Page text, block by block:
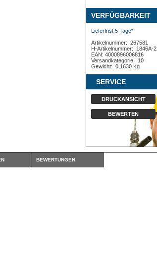
VERFÜGBARKEIT
Lieferfrist 5 Tage*
Artikelnummer: 267581
H-Artikelnummer:
1846A-2
EAN: 4000896006816
Versandkategorie:
10
Gewicht: 0,1630 Kg
SERVICE
DRUCKANSICHT
BEWERTEN
BEWERTUNGEN